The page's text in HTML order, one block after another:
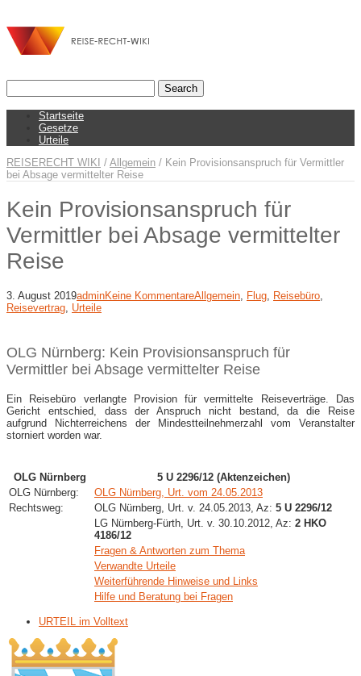
Startseite
Gesetze
Urteile
REISERECHT WIKI / Allgemein / Kein Provisionsanspruch für Vermittler
bei Absage vermittelter Reise
Kein Provisionsanspruch für
Vermittler bei Absage vermittelter
Reise
3. August 2019adminKeine KommentareAllgemein Flug Reisebüro
Reisevertrag Urteile
OLG Nürnberg: Kein Provisionsanspruch für
Vermittler bei Absage vermittelter Reise
Ein Reisebüro verlangte Provision für vermittelte Reiseverträge. Das
Gericht entschied, dass der Anspruch nicht bestand, da die Reise
aufgrund Nichterreichens der Mindestteilnehmerzahl vom Veranstalter
storniert worden war.
OLG Nürnberg
5 U 2296/12 (Aktenzeichen)
OLG Nürnberg:
OLG Nürnberg, Urt. vom 24.05.2013
Rechtsweg:
OLG Nürnberg, Urt. v. 24.05.2013, Az: 5 U 2296/12
LG Nürnberg-Fürth, Urt. v. 30.10.2012, Az: 2 HKO
4186/12
Fragen & Antworten zum Thema
Verwandte Urteile
Weiterführende Hinweise und Links
Hilfe und Beratung bei Fragen
URTEIL im Volltext